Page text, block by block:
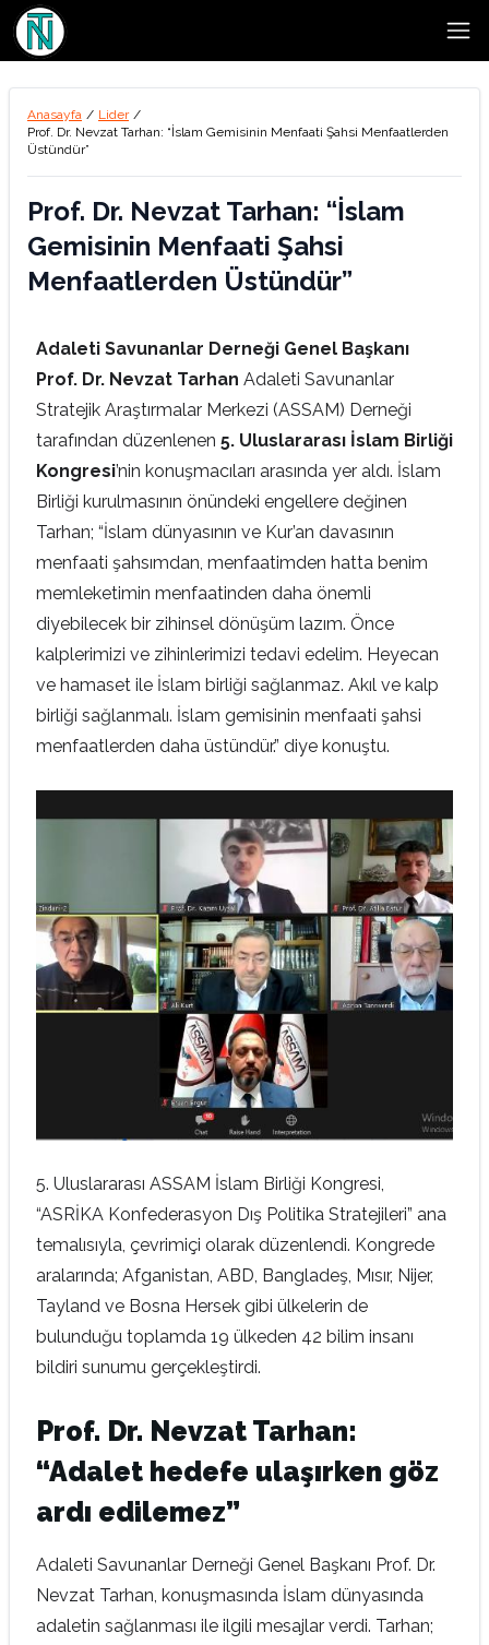
Anasayfa / Lider /
Prof. Dr. Nevzat Tarhan: “İslam Gemisinin Menfaati Şahsi Menfaatlerden
Üstündür”
Prof. Dr. Nevzat Tarhan: “İslam
Gemisinin Menfaati Şahsi
Menfaatlerden Üstündür”
Adaleti Savunanlar Derneği Genel Başkanı
Prof. Dr. Nevzat Tarhan Adaleti Savunanlar
Stratejik Araştırmalar Merkezi (ASSAM) Derneği
tarafından düzenlenen 5. Uluslararası İslam Birliği
Kongresi’nin konuşmacıları arasında yer aldı. İslam
Birliği kurulmasının önündeki engellere değinen
Tarhan; “İslam dünyasının ve Kur’an davasının
menfaati şahsımdan, menfaatimden hatta benim
memleketimin menfaatinden daha önemli
diyebilecek bir zihinsel dönüşüm lazım. Önce
kalplerimizi ve zihinlerimizi tedavi edelim. Heyecan
ve hamaset ile İslam birliği sağlanmaz. Akıl ve kalp
birliği sağlanmalı. İslam gemisinin menfaati şahsi
menfaatlerden daha üstündür.” diye konuştu.
5. Uluslararası ASSAM İslam Birliği Kongresi,
“ASRİKA Konfederasyon Dış Politika Stratejileri” ana
temalısıyla, çevrimiçi olarak düzenlendi. Kongrede
aralarında; Afganistan, ABD, Bangladeş, Mısır, Nijer,
Tayland ve Bosna Hersek gibi ülkelerin de
bulunduğu toplamda 19 ülkeden 42 bilim insanı
bildiri sunumu gerçekleştirdi.
Prof. Dr. Nevzat Tarhan:
“Adalet hedefe ulaşırken göz
ardı edilemez”
Adaleti Savunanlar Derneği Genel Başkanı Prof. Dr.
Nevzat Tarhan, konuşmasında İslam dünyasında
adaletin sağlanması ile ilgili mesajlar verdi. Tarhan;